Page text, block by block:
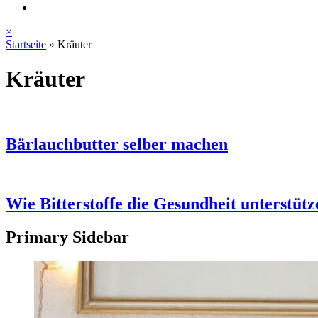
×
Startseite » Kräuter
Kräuter
Bärlauchbutter selber machen
Wie Bitterstoffe die Gesundheit
Primary Sidebar